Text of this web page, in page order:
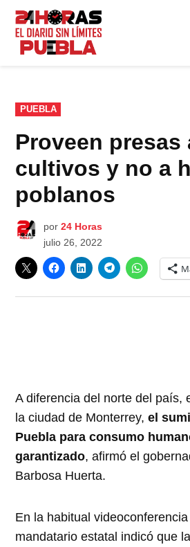
Saltar
contenido
PUBLICADO
EN
PUEBLA
Proveen presas
cultivos y no a
poblanos
por 24 Horas
julio 26, 2022
A diferencia del norte del país,
la ciudad de Monterrey, el
Puebla para consumo
garantizado, afirmó el
Barbosa Huerta.
En la habitual
mandatario estatal indicó que